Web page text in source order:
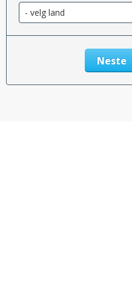
Neste